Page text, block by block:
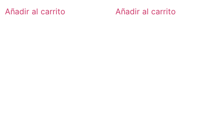
Añadir al carrito Añadir al carrito